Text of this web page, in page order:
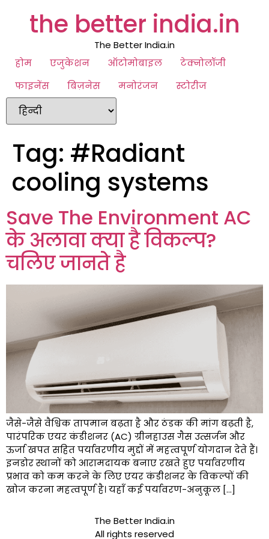
the better india.in
The Better India.in
होम
एजुकेशन ऑटोमोबाइल
टेक्नोलॉजी
फाइनेंस
बिज़नेस मनोरंजन स्टोरीज
Tag: #Radiant
cooling systems
Save The Environment AC
के अलावा क्या है विकल्प?
चलिए जानते है
जैसे-जैसे वैश्विक तापमान बढ़ता है और ठंडक की मांग बढ़ती है,
पारंपरिक एयर कंडीशनर (AC) ग्रीनहाउस गैस उत्सर्जन और
ऊर्जा खपत सहित पर्यावरणीय मुद्दों में महत्वपूर्ण योगदान देते हैं।
इनडोर स्थानों को आरामदायक बनाए रखते हुए पर्यावरणीय
प्रभाव को कम करने के लिए एयर कंडीशनर के विकल्पों की
खोज करना महत्वपूर्ण है। यहाँ कई पर्यावरण-अनुकूल […]
The Better India.in
All rights reserved